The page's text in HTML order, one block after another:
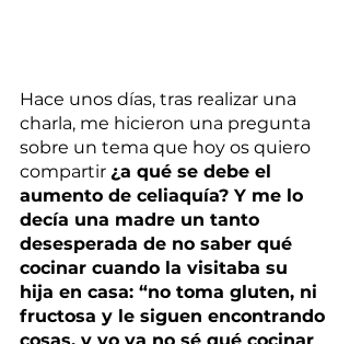
Hace unos días, tras realizar una
charla, me hicieron una pregunta
sobre un tema que hoy os quiero
compartir ¿a qué se debe el
aumento de celiaquía? Y me lo
decía una madre un tanto
desesperada de no saber qué
cocinar cuando la visitaba su
hija en casa: “no toma gluten, ni
fructosa y le siguen encontrando